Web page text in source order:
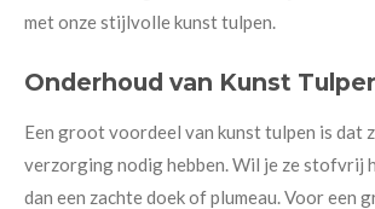
met onze stijlvolle kunst tulpen.
Onderhoud van Kunst
Een groot voordeel van kunst tulpen is dat
verzorging nodig hebben. Wil je ze stofvrij
dan een zachte doek of plumeau. Voor een